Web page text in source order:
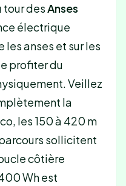
des Anses
électrique
anses et sur les
profiter du
Veillez
la
les 150 à 420 m
sollicitent
côtière
Wh est